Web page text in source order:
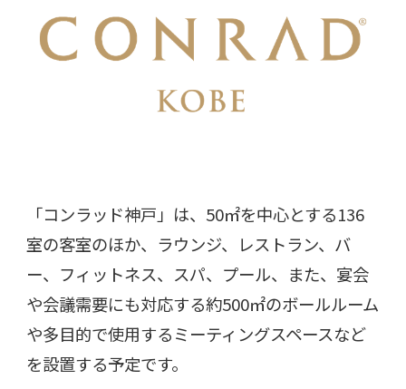
「コンラッド神戸」は、 50㎡を中心とする136
室の客室のほか、ラウンジ、レストラン、バ
ー、フィットネス、スパ、プール、また、宴会
や会議需要にも対応する約500㎡のボールルーム
や多目的で使用するミーティングスペースなど
を設置する予定です。